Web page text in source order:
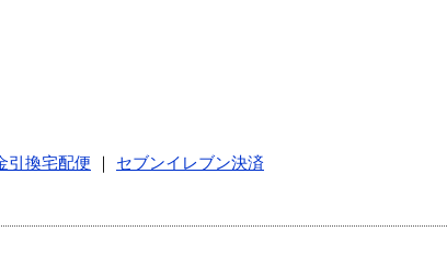
引換宅配便
セブンイレブン決済